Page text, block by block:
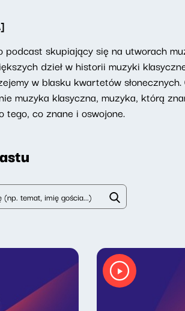
podcast skupiający się na utworach
dzieł w historii muzyki
w blasku kwartetów
muzyka klasyczna, muzyka, którą
tego, co znane i oswojone.